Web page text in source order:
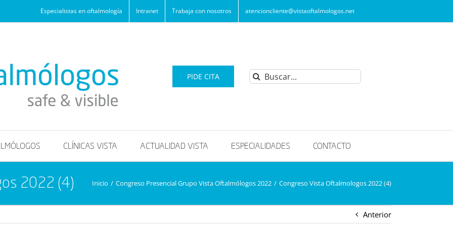
Especialistas en oftalmología Intranet Trabaja con nosotros atencioncliente@vistaoftalmologos.net
PIDE CITA Buscar:
CLÍNICAS VISTA ACTUALIDAD VISTA ESPECIALIDADES CONTACTO
2022 (4) Inicio / Congreso Presencial Grupo Vista Oftalmólogos 2022 / Congreso Vista Oftalmologos 2022 (4)
Anterior